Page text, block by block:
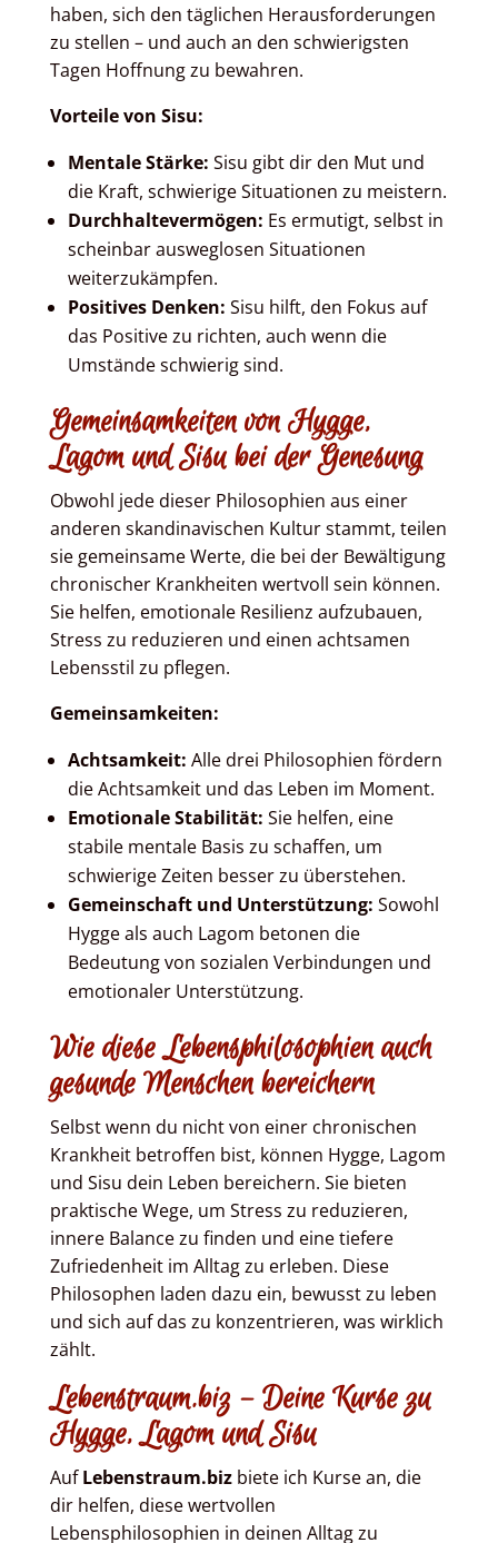
haben, sich den täglichen Herausforderungen
zu stellen – und auch an den schwierigsten
Tagen Hoffnung zu bewahren.
Vorteile von Sisu:
Mentale Stärke: Sisu gibt dir den Mut und
die Kraft, schwierige Situationen zu meistern.
Durchhaltevermögen: Es ermutigt, selbst in
scheinbar ausweglosen Situationen
weiterzukämpfen.
Positives Denken: Sisu hilft, den Fokus auf
das Positive zu richten, auch wenn die
Umstände schwierig sind.
Gemeinsamkeiten von Hygge,
Lagom und Sisu bei der Genesung
Obwohl jede dieser Philosophien aus einer
anderen skandinavischen Kultur stammt, teilen
sie gemeinsame Werte, die bei der Bewältigung
chronischer Krankheiten wertvoll sein können.
Sie helfen, emotionale Resilienz aufzubauen,
Stress zu reduzieren und einen achtsamen
Lebensstil zu pflegen.
Gemeinsamkeiten:
Achtsamkeit: Alle drei Philosophien fördern
die Achtsamkeit und das Leben im Moment.
Emotionale Stabilität: Sie helfen, eine
stabile mentale Basis zu schaffen, um
schwierige Zeiten besser zu überstehen.
Gemeinschaft und Unterstützung: Sowohl
Hygge als auch Lagom betonen die
Bedeutung von sozialen Verbindungen und
emotionaler Unterstützung.
Wie diese Lebensphilosophien auch
gesunde Menschen bereichern
Selbst wenn du nicht von einer chronischen
Krankheit betroffen bist, können Hygge, Lagom
und Sisu dein Leben bereichern. Sie bieten
praktische Wege, um Stress zu reduzieren,
innere Balance zu finden und eine tiefere
Zufriedenheit im Alltag zu erleben. Diese
Philosophen laden dazu ein, bewusst zu leben
und sich auf das zu konzentrieren, was wirklich
zählt.
Lebenstraum.biz – Deine Kurse zu
Hygge, Lagom und Sisu
AufLebenstraum.bizbiete ich Kurse an, die
dir helfen, diese wertvollen
Lebensphilosophien in deinen Alltag zu